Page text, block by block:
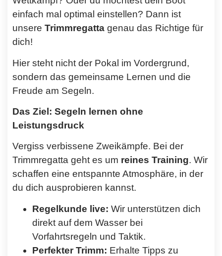
einfach mal optimal einstellen? Dann ist
unsere Trimmregatta genau das Richtige für
dich!
Hier steht nicht der Pokal im Vordergrund,
sondern das gemeinsame Lernen und die
Freude am Segeln.
Das Ziel: Segeln lernen ohne
Leistungsdruck
Vergiss verbissene Zweikämpfe. Bei der
Trimmregatta geht es um reines Training. Wir
schaffen eine entspannte Atmosphäre, in der
du dich ausprobieren kannst.
Regelkunde live: Wir unterstützen dich
direkt auf dem Wasser bei
Vorfahrtsregeln und Taktik.
Perfekter Trimm: Erhalte Tipps zu